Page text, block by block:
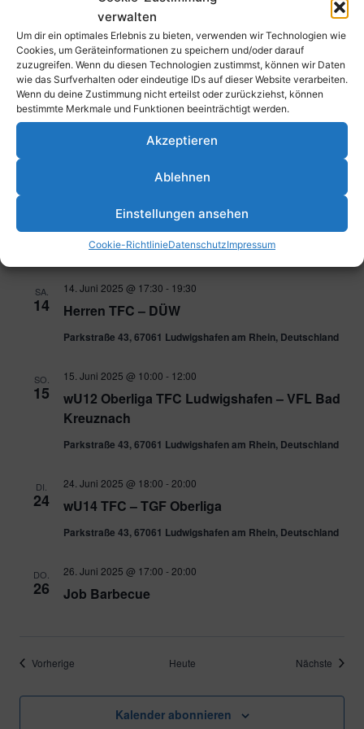
verwalten
Um dir ein optimales Erlebnis zu bieten, verwenden wir Technologien wie
Cookies, um Geräteinformationen zu speichern und/oder darauf
zuzugreifen. Wenn du diesen Technologien zustimmst, können wir Daten
wie das Surfverhalten oder eindeutige IDs auf dieser Website verarbeiten.
Wenn du deine Zustimmung nicht erteilst oder zurückziehst, können
bestimmte Merkmale und Funktionen beeinträchtigt werden.
Akzeptieren
Ablehnen
Einstellungen ansehen
Cookie-RichtlinieDatenschutzImpressum
Schott Mainz
Parkstraße 43, 67061 Ludwigshafen am Rhein, Deutschland
FR.
23 Inselsommer
23. Mai 2025-9. Juni 2025
25. Mai 2025 @ 11:00-13:00
Parkstraße 43, 67061 Ludwigshafen am Rhein, Deutschland
SA.
14 Herren TFC – DÜW
14. Juni 2025 @ 17:30 - 19:30
Parkstraße 43, 67061 Ludwigshafen am Rhein, Deutschland
SO.
15
wU12 Oberliga TFC Ludwigshafen – VFL Bad
Kreuznach
15. Juni 2025 @ 10:00 - 12:00
Parkstraße 43, 67061 Ludwigshafen am Rhein, Deutschland
DI.
24 wU14 TFC – TGF Oberliga
24. Juni 2025 @ 18:00 - 20:00
Parkstraße 43, 67061 Ludwigshafen am Rhein, Deutschland
DO.
26 Job Barbecue
26. Juni 2025 @ 17:00 - 20:00
Vorherige Heute Nächste
Kalender abonnieren